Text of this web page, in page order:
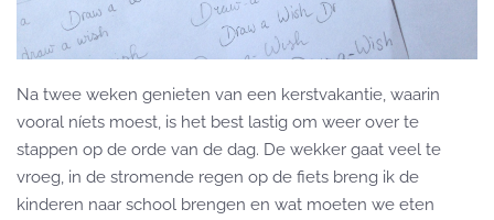
Na twee weken genieten van een kerstvakantie, waarin
vooral níets moest, is het best lastig om weer over te
stappen op de orde van de dag. De wekker gaat veel te
vroeg, in de stromende regen op de fiets breng ik de
kinderen naar school brengen en wat moeten we eten